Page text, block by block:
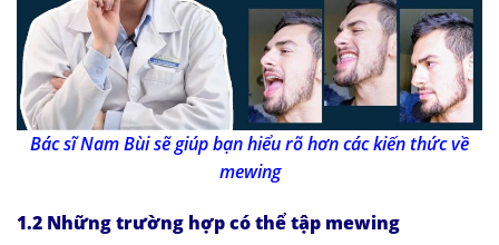
Bác sĩ Nam Bùi sẽ giúp bạn hiểu rõ hơn các kiến thức về
mewing
1.2 Những trường hợp có thể tập mewing